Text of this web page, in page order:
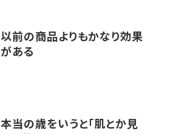
以前の商品よりもかなり効果
がある
本当の歳をいうと「肌とか見